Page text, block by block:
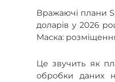
Вражаючі плани
доларів у 2026
Маска:
Це звучить як
обробки даних